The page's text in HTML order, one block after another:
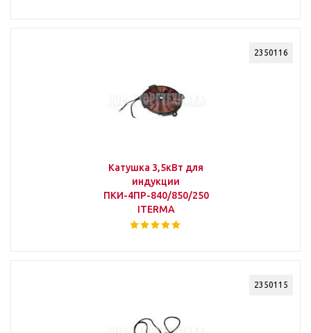
2350116
Катушка 3,5кВт для
индукции
ПКИ-4ПР-840/850/250
ITERMA
2350115